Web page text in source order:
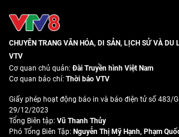
CHUYÊN TRANG VĂN HÓA, DI SẢN, LỊCH SỬ VÀ DU
VTV
Cơ quan chủ quản:Đài Truyền hình Việt Nam
Cơ quan báo chí: Thời báo VTV
Giấy phép hoạt động báo in và báo điện tử số 483/
29/12/2023
Tổng Biên tập: Vũ Thanh Thủy
Phó Tổng Biên Tập: Nguyễn Thị Mỹ Hạnh, Phạm